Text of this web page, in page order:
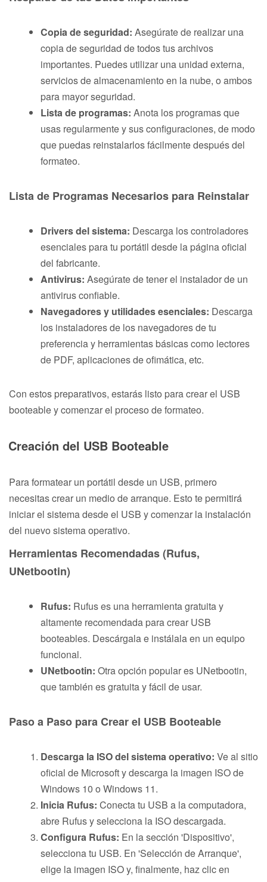
Copia de seguridad: Asegúrate de realizar una
copia de seguridad de todos tus archivos
importantes. Puedes utilizar una unidad externa,
servicios de almacenamiento en la nube, o ambos
para mayor seguridad.
Lista de programas: Anota los programas que
usas regularmente y sus configuraciones, de modo
que puedas reinstalarlos fácilmente después del
formateo.
Lista de Programas Necesarios para Reinstalar
Drivers del sistema: Descarga los controladores
esenciales para tu portátil desde la página oficial
del fabricante.
Antivirus: Asegúrate de tener el instalador de un
antivirus confiable.
Navegadores y utilidades esenciales: Descarga
los instaladores de los navegadores de tu
preferencia y herramientas básicas como lectores
de PDF, aplicaciones de ofimática, etc.
Con estos preparativos, estarás listo para crear el USB
booteable y comenzar el proceso de formateo.
Creación del USB Booteable
Para formatear un portátil desde un USB, primero
necesitas crear un medio de arranque. Esto te permitirá
iniciar el sistema desde el USB y comenzar la instalación
del nuevo sistema operativo.
Herramientas Recomendadas (Rufus,
UNetbootin)
Rufus: Rufus es una herramienta gratuita y
altamente recomendada para crear USB
booteables. Descárgala e instálala en un equipo
funcional.
UNetbootin: Otra opción popular es UNetbootin,
que también es gratuita y fácil de usar.
Paso a Paso para Crear el USB Booteable
Descarga la ISO del sistema operativo: Ve al sitio
oficial de Microsoft y descarga la imagen ISO de
Windows 10 o Windows 11.
Inicia Rufus: Conecta tu USB a la computadora,
abre Rufus y selecciona la ISO descargada.
Configura Rufus: En la sección 'Dispositivo',
selecciona tu USB. En 'Selección de Arranque',
elige la imagen ISO y, finalmente, haz clic en